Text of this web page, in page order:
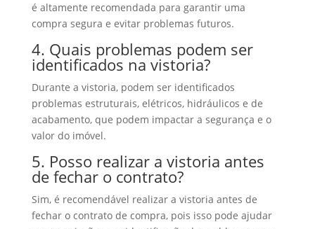
é altamente recomendada para garantir uma
compra segura e evitar problemas futuros.
4. Quais problemas podem ser
identificados na vistoria?
Durante a vistoria, podem ser identificados
problemas estruturais, elétricos, hidráulicos e de
acabamento, que podem impactar a segurança e o
valor do imóvel.
5. Posso realizar a vistoria antes
de fechar o contrato?
Sim, é recomendável realizar a vistoria antes de
fechar o contrato de compra, pois isso pode ajudar